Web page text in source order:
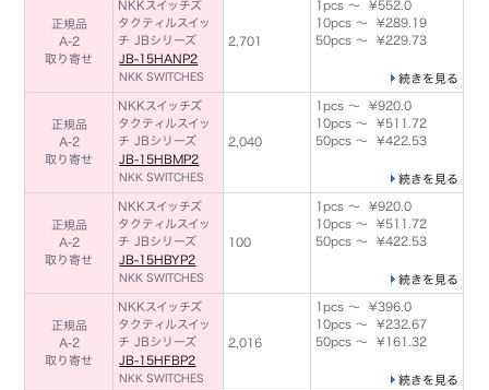
正規品
A-2
取り寄せ
NKKスイッチズ
タクティルスイッ
チ JBシリーズ
JB-15HANP2
NKK SWITCHES
2,701
1pcs ～ ¥552.0
10pcs ～ ¥289.19
50pcs ～ ¥229.73
続きを見る
正規品
A-2
取り寄せ
NKKスイッチズ
タクティルスイッ
チ JBシリーズ
JB-15HBMP2
NKK SWITCHES
2,040
1pcs ～ ¥920.0
10pcs ～ ¥511.72
50pcs ～ ¥422.53
続きを見る
正規品
A-2
取り寄せ
NKKスイッチズ
タクティルスイッ
チ JBシリーズ
JB-15HBYP2
NKK SWITCHES
100
1pcs ～ ¥920.0
10pcs ～ ¥511.72
50pcs ～ ¥422.53
続きを見る
正規品
A-2
取り寄せ
NKKスイッチズ
タクティルスイッ
チ JBシリーズ
JB-15HFBP2
NKK SWITCHES
2,016
1pcs ～ ¥396.0
10pcs ～ ¥232.67
50pcs ～ ¥161.32
続きを見る